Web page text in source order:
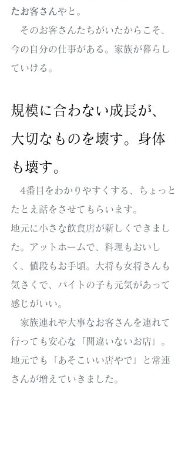
たお客さんやと。
そのお客さんたちがいたからこそ、
今の自分の仕事がある。家族が暮らし
ていける。
規模に合わない成長が、
大切なものを壊す。身体
も壊す。
4番目をわかりやすくする、ちょっと
たとえ話をさせてもらいます。
地元に小さな飲食店が新しくできまし
た。アットホームで、料理もおいし
く、値段もお手頃。大将も女将さんも
気さくで、バイトの子も元気があって
感じがいい。
家族連れや大事なお客さんを連れて
行っても安心な「間違いないお店」。
地元でも「あそこいい店やで」と常連
さんが増えていきました。